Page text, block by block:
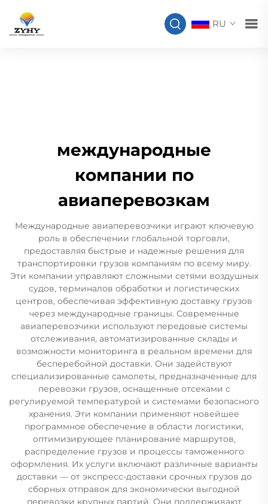
RU
международные
компании по
авиаперевозкам
Международные авиаперевозчики играют ключевую
роль в обеспечении глобальной торговли,
предоставляя быстрые и надежные решения для
транспортировки грузов компаниям по всему миру.
Эти компании управляют сложными сетями воздушных
судов, терминалов обработки и логистических
центров, обеспечивая эффективную доставку грузов
через международные границы. Современные
авиаперевозчики используют передовые системы
отслеживания, автоматизированные склады и
возможности мониторинга в реальном времени для
бесперебойной доставки. Они задействуют
специализированные самолеты, предназначенные для
перевозки грузов, оснащенные отсеками с
регулируемой температурой и системами безопасного
хранения. Эти компании применяют новейшее
программное обеспечение в области логистики,
оптимизирующее планирование маршрутов,
распределение грузов и процессы таможенного
оформления. Их услуги включают различные варианты
доставки — от экспресс-доставки срочных грузов до
сборных отправок для экономически выгодной
перевозки крупных партий. Они поддерживают